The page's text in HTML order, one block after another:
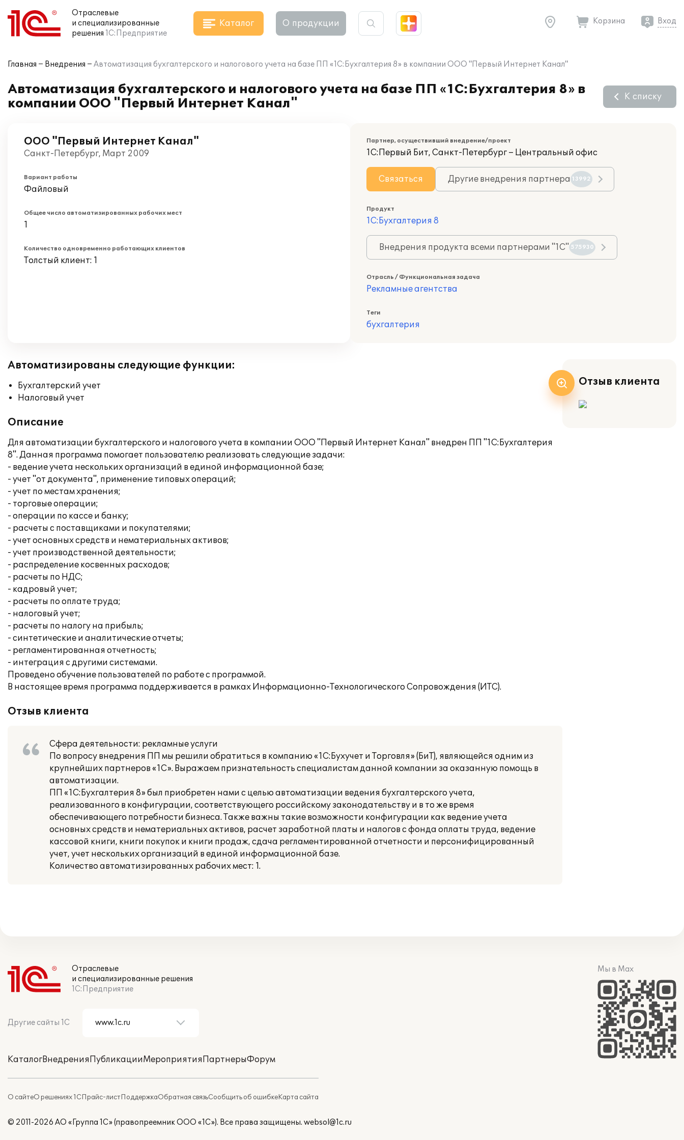
Отраслевые
и специализированные
решения 1С:Предприятие
Каталог О продукции Корзина Вход
Главная Внедрения Автоматизация бухгалтерского и налогового учета на базе ПП «1C:Бухгалтерия 8» в компании ООО "Первый Интернет Канал"
Автоматизация бухгалтерского и налогового учета на базе ПП «1C:Бухгалтерия 8» в
компании ООО "Первый Интернет Канал"
К списку
ООО "Первый Интернет Канал"
Санкт-Петербург, Март 2009
Вариант работы
Файловый
Общее число автоматизированных рабочих мест
1
Количество одновременно работающих клиентов
Толстый клиент: 1
Партнер, осуществивший внедрение/проект
1С:Первый Бит, Санкт-Петербург – Центральный офис
Связаться Другие внедрения партнера 13992
Продукт
1С:Бухгалтерия 8
Внедрения продукта всеми партнерами "1С" 575930
Отрасль / Функциональная задача
Рекламные агентства
Теги
бухгалтерия
Автоматизированы следующие функции:
Бухгалтерский учет
Налоговый учет
Описание
Для автоматизации бухгалтерского и налогового учета в компании ООО "Первый Интернет Канал" внедрен ПП "1С:Бухгалтерия
8". Данная программа помогает пользователю реализовать следующие задачи:
- ведение учета нескольких организаций в единой информационной базе;
- учет "от документа", применение типовых операций;
- учет по местам хранения;
- торговые операции;
- операции по кассе и банку;
- расчеты с поставщиками и покупателями;
- учет основных средств и нематериальных активов;
- учет производственной деятельности;
- распределение косвенных расходов;
- расчеты по НДС;
- кадровый учет;
- расчеты по оплате труда;
- налоговый учет;
- расчеты по налогу на прибыль;
- синтетические и аналитические отчеты;
- регламентированная отчетность;
- интеграция с другими системами.
Проведено обучение пользователей по работе с программой.
В настоящее время программа поддерживается в рамках Информационно-Технологического Сопровождения (ИТС).
Отзыв клиента
Сфера деятельности: рекламные услуги
По вопросу внедрения ПП мы решили обратиться в компанию «1С:Бухучет и Торговля» (БиТ), являющейся одним из
крупнейших партнеров «1С». Выражаем признательность специалистам данной компании за оказанную помощь в
автоматизации.
ПП «1С:Бухгалтерия 8» был приобретен нами с целью автоматизации ведения бухгалтерского учета,
реализованного в конфигурации, соответствующего российскому законодательству и в то же время
обеспечивающего потребности бизнеса. Также важны такие возможности конфигурации как ведение учета
основных средств и нематериальных активов, расчет заработной платы и налогов с фонда оплаты труда, ведение
кассовой книги, книги покупок и книги продаж, сдача регламентированной отчетности и персонифицированный
учет, учет нескольких организаций в единой информационной базе.
Количество автоматизированных рабочих мест: 1.
Отзыв клиента
Отраслевые
и специализированные решения
1С:Предприятие
Другие сайты 1С
КаталогВнедренияПубликацииМероприятияПартнерыФорум
О сайтеО решениях 1СПрайс-листПоддержкаОбратная связьСообщить об ошибкеКарта сайта
Мы в Max
© 2011-2026 АО «Группа 1С» (правопреемник ООО «1С»). Все права защищены. websol@1c.ru